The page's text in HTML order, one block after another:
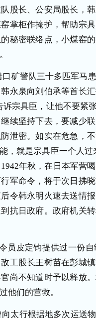
股长、公安局股长，
掌柜作掩护，帮助宗
秘密联络点，小煤窑
口矿警队三十多匹军马
永泉向刘伯承等首长
宗具臣，让他不要紧
续坚持下去，要减少
泄密。如实在危急，
，就是宗具臣一个人
1942年秋，在日本军营
军命令，将于次日拂
令韩永明火速去送情
抗日政府。政府机关
员皮定钧提供过一份自
工股长王树苗在彭城
尚不知道时予以释放
他们的营救。
向太行根据地多次运送